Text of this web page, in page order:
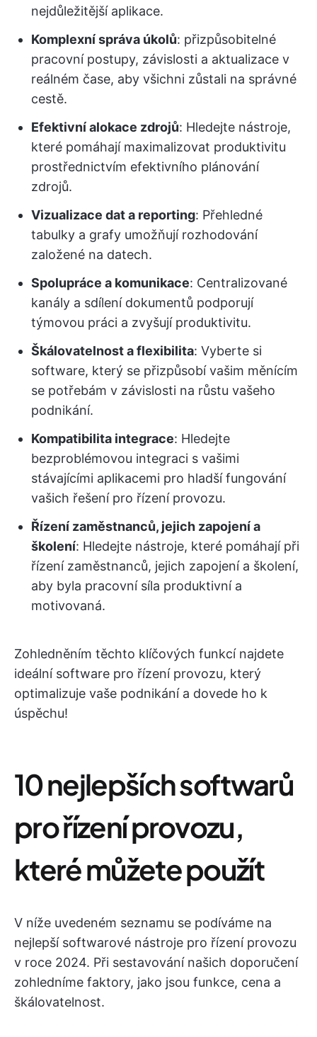
nejdůležitější aplikace.
Komplexní správa úkolů: přizpůsobitelné
pracovní postupy, závislosti a aktualizace v
reálném čase, aby všichni zůstali na správné
cestě.
Efektivní alokace zdrojů: Hledejte nástroje,
které pomáhají maximalizovat produktivitu
prostřednictvím efektivního plánování
zdrojů.
Vizualizace dat a reporting: Přehledné
tabulky a grafy umožňují rozhodování
založené na datech.
Spolupráce a komunikace: Centralizované
kanály a sdílení dokumentů podporují
týmovou práci a zvyšují produktivitu.
Škálovatelnost a flexibilita: Vyberte si
software, který se přizpůsobí vašim měnícím
se potřebám v závislosti na růstu vašeho
podnikání.
Kompatibilita integrace: Hledejte
bezproblémovou integraci s vašimi
stávajícími aplikacemi pro hladší fungování
vašich řešení pro řízení provozu.
Řízení zaměstnanců, jejich zapojení a
školení: Hledejte nástroje, které pomáhají při
řízení zaměstnanců, jejich zapojení a školení,
aby byla pracovní síla produktivní a
motivovaná.
Zohledněním těchto klíčových funkcí najdete
ideální software pro řízení provozu, který
optimalizuje vaše podnikání a dovede ho k
úspěchu!
10 nejlepších softwarů
pro řízení provozu,
které můžete použít
V níže uvedeném seznamu se podíváme na
nejlepší softwarové nástroje pro řízení provozu
v roce 2024. Při sestavování našich doporučení
zohledníme faktory, jako jsou funkce, cena a
škálovatelnost.